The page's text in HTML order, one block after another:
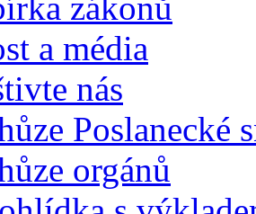
zákonů
a média
nás
Poslanecké
orgánů